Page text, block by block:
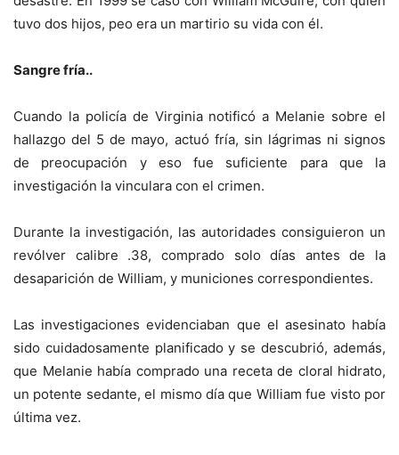
tuvo dos hijos, peo era un martirio su vida con él.
Sangre fría..
Cuando la policía de Virginia notificó a Melanie sobre el
hallazgo del 5 de mayo, actuó fría, sin lágrimas ni signos
de preocupación y eso fue suficiente para que la
investigación la vinculara con el crimen.
Durante la investigación, las autoridades consiguieron un
revólver calibre .38, comprado solo días antes de la
desaparición de William, y municiones correspondientes.
Las investigaciones evidenciaban que el asesinato había
sido cuidadosamente planificado y se descubrió, además,
que Melanie había comprado una receta de cloral hidrato,
un potente sedante, el mismo día que William fue visto por
última vez.